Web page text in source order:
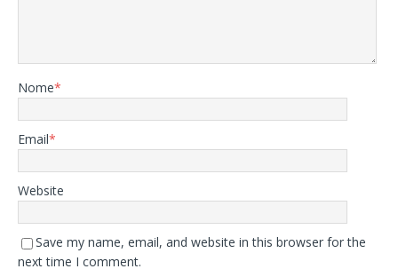
Nome*
Email*
Website
Save my name, email, and website in this browser for the
next time I comment.